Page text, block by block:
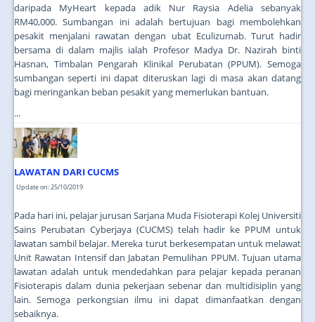
daripada MyHeart kepada adik Nur Raysia Adelia sebanyak
RM40,000. Sumbangan ini adalah bertujuan bagi membolehkan
pesakit menjalani rawatan dengan ubat Eculizumab. Turut hadir
bersama di dalam majlis ialah Profesor Madya Dr. Nazirah binti
Hasnan, Timbalan Pengarah Klinikal Perubatan (PPUM). Semoga
sumbangan seperti ini dapat diteruskan lagi di masa akan datang
bagi meringankan beban pesakit yang memerlukan bantuan.
...
LAWATAN DARI CUCMS
Update on: 25/10/2019
Pada hari ini, pelajar jurusan Sarjana Muda Fisioterapi Kolej Universiti
Sains Perubatan Cyberjaya (CUCMS) telah hadir ke PPUM untuk
lawatan sambil belajar. Mereka turut berkesempatan untuk melawat
Unit Rawatan Intensif dan Jabatan Pemulihan PPUM. Tujuan utama
lawatan adalah untuk mendedahkan para pelajar kepada peranan
Fisioterapis dalam dunia pekerjaan sebenar dan multidisiplin yang
lain. Semoga perkongsian ilmu ini dapat dimanfaatkan dengan
sebaiknya.